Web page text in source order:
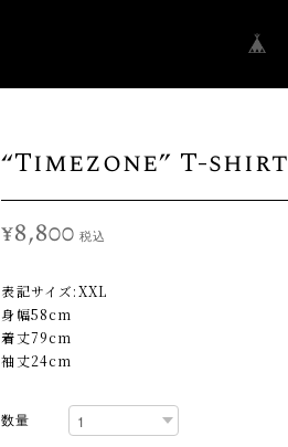
“Timezone” T-shirt
¥8,800 税込
表記サイズ:XXL
身幅58cm
着丈79cm
袖丈24cm
数量